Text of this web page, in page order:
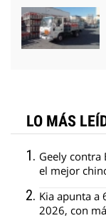
LO MÁS
Geely contra
el mejor
Kia apunta a
2026, con